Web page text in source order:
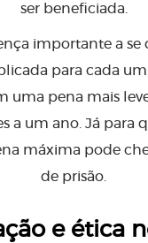
ser beneficiada.
importante a se
para cada um
uma pena mais
a um ano. Já para
máxima pode
de prisão.
e ética